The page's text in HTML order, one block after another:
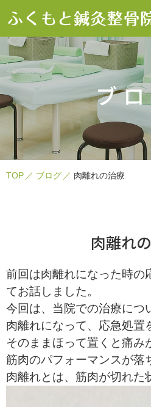
ブ
TOP ブログ 肉離れの治療
肉離れ
前回は肉離れになった時の
てお話しました。
今回は、当院での治療につ
肉離れになって、応急処置
そのままほって置くと痛み
筋肉のパフォーマンスが落
肉離れとは、筋肉が切れた